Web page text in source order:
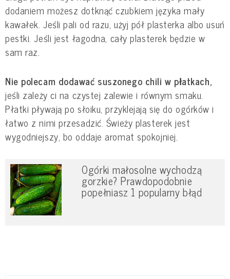
dodaniem możesz dotknąć czubkiem języka mały
kawałek. Jeśli pali od razu, użyj pół plasterka albo usuń
pestki. Jeśli jest łagodna, cały plasterek będzie w
sam raz.
Nie polecam dodawać suszonego chili w płatkach,
jeśli zależy ci na czystej zalewie i równym smaku.
Płatki pływają po słoiku, przyklejają się do ogórków i
łatwo z nimi przesadzić. Świeży plasterek jest
wygodniejszy, bo oddaje aromat spokojniej.
Ogórki małosolne wychodzą
gorzkie? Prawdopodobnie
popełniasz 1 popularny błąd